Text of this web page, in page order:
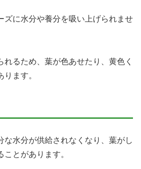
ズに水分や養分を吸い上げられませ
れるため、葉が色あせたり、黄色く
ます。
な水分が供給されなくなり、葉がし
とがあります。